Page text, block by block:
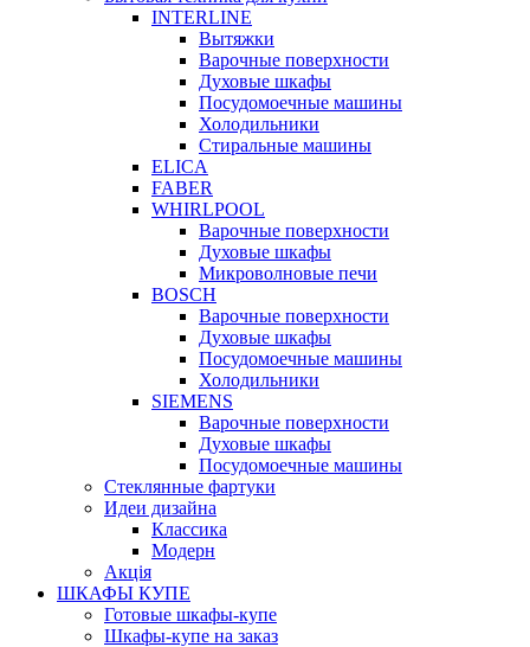
INTERLINE
Вытяжки
Варочные поверхности
Духовые шкафы
Посудомоечные машины
Холодильники
Стиральные машины
ELICA
FABER
WHIRLPOOL
Варочные поверхности
Духовые шкафы
Микроволновые печи
BOSCH
Варочные поверхности
Духовые шкафы
Посудомоечные машины
Холодильники
SIEMENS
Варочные поверхности
Духовые шкафы
Посудомоечные машины
Стеклянные фартуки
Идеи дизайна
Класcика
Модерн
Акція
ШКАФЫ КУПЕ
Готовые шкафы-купе
Шкафы-купе на заказ